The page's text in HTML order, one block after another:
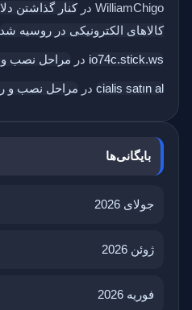
WilliamChigo درکنار گذاشتن
کالاهای الکترونیکی در روسیه شد
io74c.stick.ws در مراحل نصب و
cialis satın al در مراحل نصب و
بایگانی‌ها
جولای 2026
ژوئن 2026
فوریه 2026